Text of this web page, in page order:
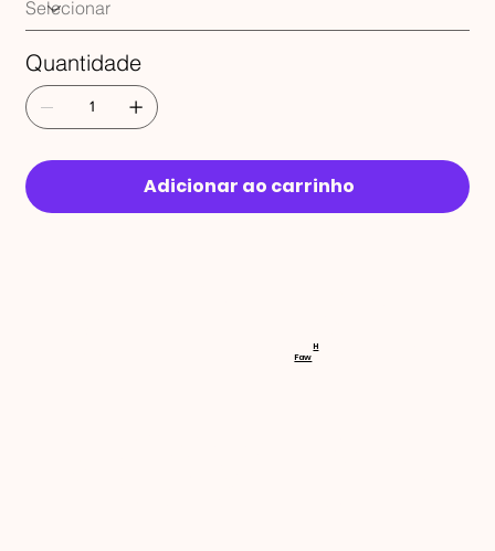
Quantidade
Adicionar ao carrinho
RECEBA
Faw
H